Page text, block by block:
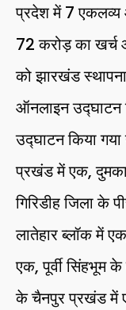
प्रदेश में 7 एकलव्य
₹72 करोड़ का
को झारखंड
ऑनलाइन उद्घाटन
उद्घाटन किया
प्रखंड में एक,
गिरिडीह जिला के
लातेहार ब्लॉक में
एक, पूर्वी सिंहभूम
के चैनपुर प्रखंड में